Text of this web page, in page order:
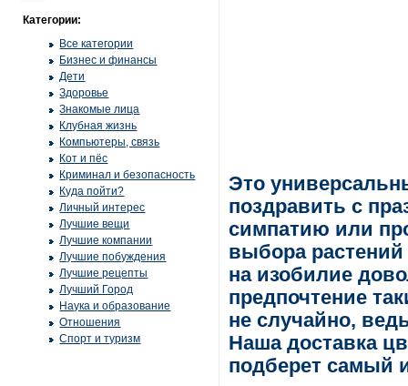
Категории:
Все категории
Бизнес и финансы
Дети
Здоровье
Знакомые лица
Клубная жизнь
Компьютеры, связь
Кот и пёс
Криминал и безопасность
Куда пойти?
Личный интерес
Лучшие вещи
Лучшие компании
Лучшие побуждения
Лучшие рецепты
Лучший Город
Наука и образование
Отношения
Спорт и туризм
Это
поздравить с
симпатию или
выбора растений
на изобилие
предпочтение
не случайно,
Наша доставка
подберет самый